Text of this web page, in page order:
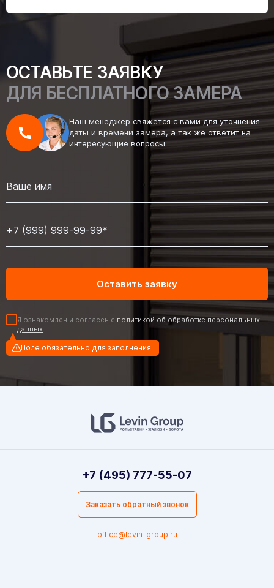
ОСТАВЬТЕ ЗАЯВКУ
ДЛЯ БЕСПЛАТНОГО ЗАМЕРА
Наш менеджер свяжется с вами для уточнения
даты и времени замера, а так же ответит на
интересующие вопросы
Я ознакомлен и согласен с политикой об обработке персональных
данных
Поле обязательно для заполнения
+7 (495) 777-55-07
Заказать обратный звонок
office@levin-group.ru